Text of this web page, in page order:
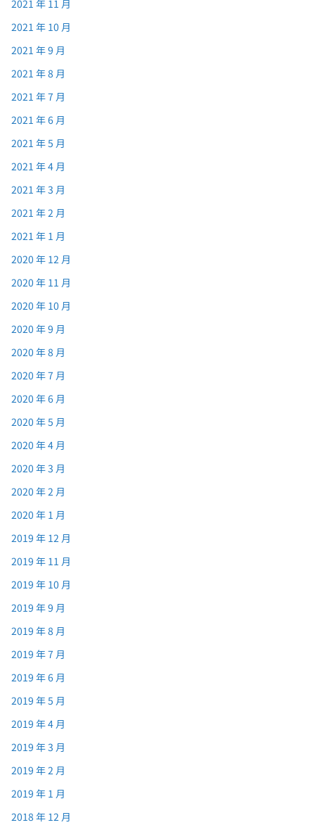
2021 年 11 月
2021 年 10 月
2021 年 9 月
2021 年 8 月
2021 年 7 月
2021 年 6 月
2021 年 5 月
2021 年 4 月
2021 年 3 月
2021 年 2 月
2021 年 1 月
2020 年 12 月
2020 年 11 月
2020 年 10 月
2020 年 9 月
2020 年 8 月
2020 年 7 月
2020 年 6 月
2020 年 5 月
2020 年 4 月
2020 年 3 月
2020 年 2 月
2020 年 1 月
2019 年 12 月
2019 年 11 月
2019 年 10 月
2019 年 9 月
2019 年 8 月
2019 年 7 月
2019 年 6 月
2019 年 5 月
2019 年 4 月
2019 年 3 月
2019 年 2 月
2019 年 1 月
2018 年 12 月